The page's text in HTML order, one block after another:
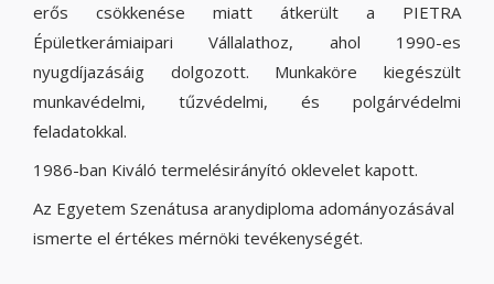
erős csökkenése miatt átkerült a PIETRA
Épületkerámiaipari Vállalathoz, ahol 1990-es
nyugdíjazásáig dolgozott. Munkaköre kiegészült
munkavédelmi, tűzvédelmi, és polgárvédelmi
feladatokkal.
1986-ban Kiváló termelésirányító oklevelet kapott.
Az Egyetem Szenátusa aranydiploma adományozásával
ismerte el értékes mérnöki tevékenységét.